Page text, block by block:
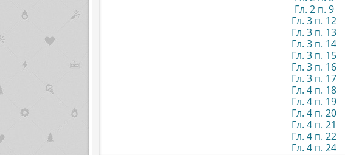
Гл. 2 п. 9
Гл. 3 п. 12
Гл. 3 п. 13
Гл. 3 п. 14
Гл. 3 п. 15
Гл. 3 п. 16
Гл. 3 п. 17
Гл. 4 п. 18
Гл. 4 п. 19
Гл. 4 п. 20
Гл. 4 п. 21
Гл. 4 п. 22
Гл. 4 п. 24